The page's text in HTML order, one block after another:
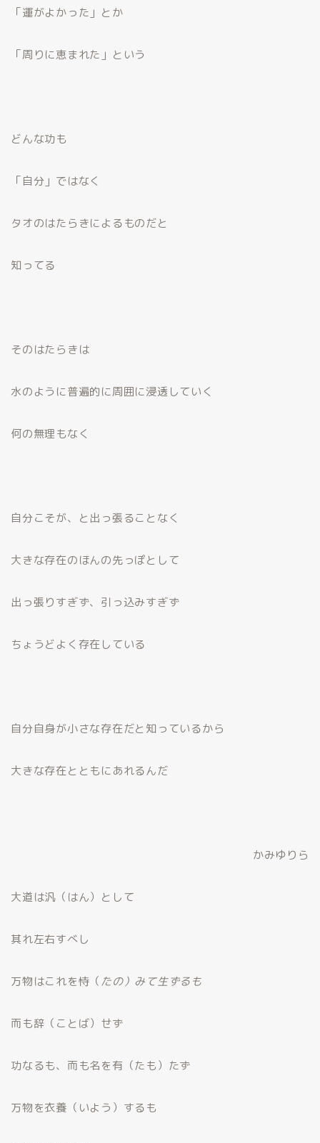
「運がよかった」とか
「周りに恵まれた」という
どんな功も
「自分」ではなく
タオのはたらきによるものだと
知ってる
そのはたらきは
水のように普遍的に周囲に浸透していく
何の無理もなく
自分こそが、と出っ張ることなく
大きな存在のほんの先っぽとして
出っ張りすぎず、引っ込みすぎず
ちょうどよく存在している
自分自身が小さな存在だと知っているから
大きな存在とともにあれるんだ
かみゆりら
大道は汎（はん）として
其れ左右すべし
万物はこれを恃（たの）みて生ずるも
而も辞（ことば）せず
功なるも、而も名を有（たも）たず
万物を衣養（いよう）するも